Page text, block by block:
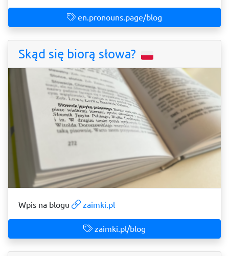
en.pronouns.page/blog
Skąd się biorą słowa?
Wpis na blogu zaimki.pl
zaimki.pl/blog